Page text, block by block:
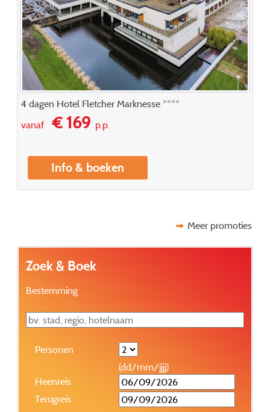
4 dagen Hotel Fletcher Marknesse ****
vanaf€ 169p.p.
Info & boeken
Meer promoties
Zoek & Boek
Bestemming
Personen
(dd/mm/jjjj)
Heenreis
Terugreis